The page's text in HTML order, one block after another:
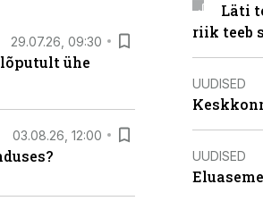
29.07.26, 09:30
ühe
03.08.26, 12:00
Läti
riik teeb
UUDISED
UUDISED